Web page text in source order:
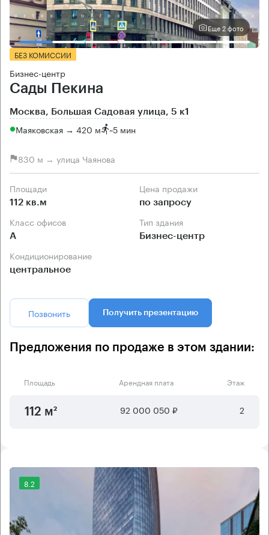
Еще 2 фото
БЕЗ КОМИССИИ
Бизнес-центр
Сады Пекина
Москва, Большая Садовая улица, 5 к1
Маяковская → 420 м ~5 мин
830 м → улица Чаянова
Площади
112 кв.м
Цена продажи
по запросу
Класс офисов
А
Тип здания
Бизнес-центр
Кондиционирование
центральное
Позвонить Получить презентацию
Предложения по продаже в этом здании:
Площадь Арендная плата Этаж
112 м² 92 000 050 ₽ 2
8.2